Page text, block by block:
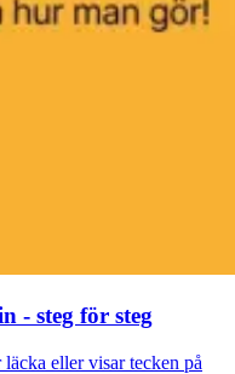
- steg för steg
eller visar tecken på